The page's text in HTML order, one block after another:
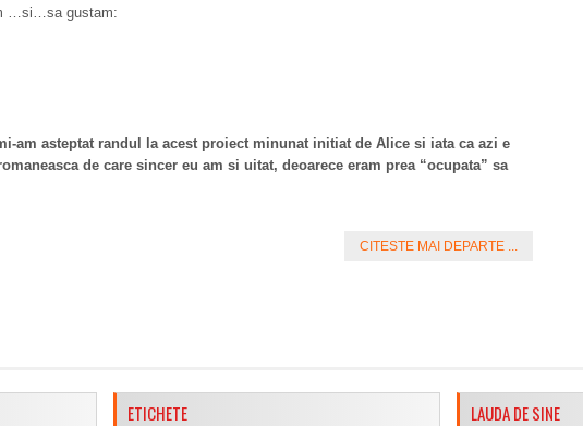
…si…sa gustam:
am asteptat randul la acest proiect minunat initiat de Alice si iata ca azi e
de care sincer eu am si uitat, deoarece eram prea “ocupata” sa
CITESTE MAI DEPARTE ...
ETICHETE LAUDA DE SINE